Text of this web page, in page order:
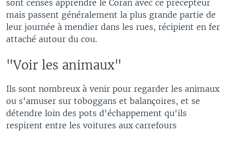
sont censés apprendre le Coran avec ce précepteur
mais passent généralement la plus grande partie de
leur journée à mendier dans les rues, récipient en fer
attaché autour du cou.
"Voir les animaux"
Ils sont nombreux à venir pour regarder les animaux
ou s'amuser sur toboggans et balançoires, et se
détendre loin des pots d'échappement qu'ils
respirent entre les voitures aux carrefours